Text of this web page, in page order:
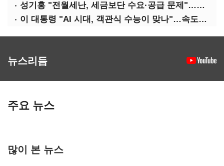
성기홍 "전월세난, 세금보단 수요·공급 문제"…닥공 시사
이 대통령 "AI 시대, 객관식 수능이 맞나"…속도전 '경계'
뉴스리듬
주요 뉴스
많이 본 뉴스